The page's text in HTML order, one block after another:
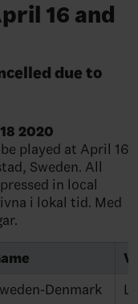
16 and
due to
2020
played at April 16
Sweden. All
in local
i lokal tid. Med
Denmark